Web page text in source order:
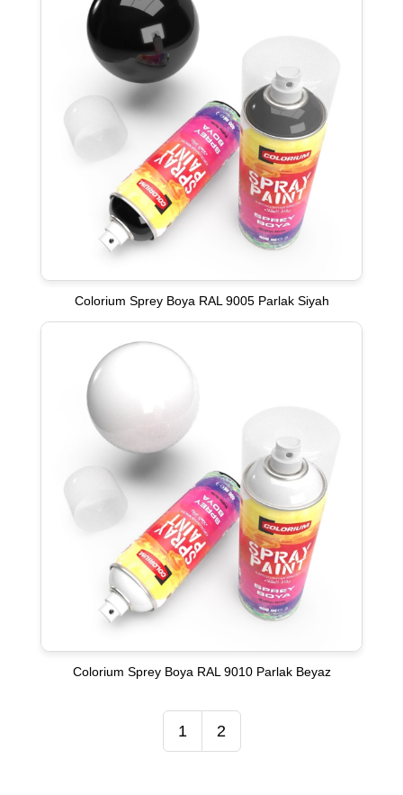
Colorium Sprey Boya RAL 9005 Parlak Siyah
Colorium Sprey Boya RAL 9010 Parlak Beyaz
1 2